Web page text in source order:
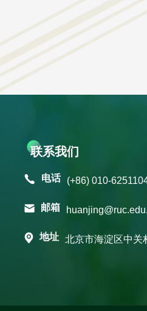
联系我们
电话 (+86) 010-
邮箱
地址 北京市海淀区中关